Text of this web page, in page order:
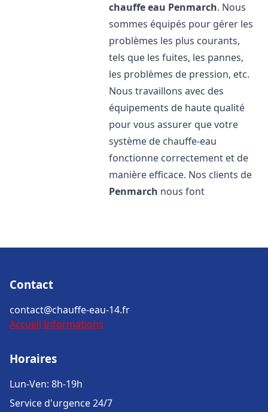
chauffe eau Penmarch. Nous
sommes équipés pour gérer les
problèmes les plus courants,
tels que les fuites, les pannes,
les problèmes de pression, etc.
Nous travaillons avec des
équipements de haute qualité
pour vous assurer que votre
système de chauffe-eau
fonctionne correctement et de
manière efficace. Nos clients de
Penmarch nous font
Contact
contact@chauffe-eau-14.fr
Accueil Informations
Horaires
Lun-Ven: 8h-19h
Service d'urgence 24/7